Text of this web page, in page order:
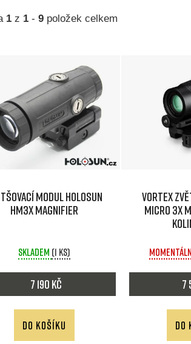
1 z 1 -9 položek celkem
modul HOLOSUN
HM3X magnifier
Skladem (1 ks)
7 190 Kč
DO KOŠÍKU
Vortex
Micro 3x
7
DO